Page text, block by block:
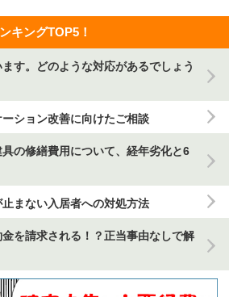
キングTOP5！
す。どのような対応があるでしょう
ション改善に向けたご相談
の修繕費用について、経年劣化と6
まない入居者への対処方法
を請求される！？正当事由なしで解